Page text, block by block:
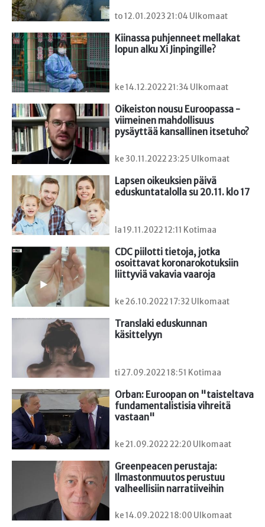
to 12.01.2023 21:04 Ulkomaat
Kiinassa puhjenneet mellakat
lopun alku Xi Jinpingille?
ke 14.12.2022 21:34 Ulkomaat
Oikeiston nousu Euroopassa -
viimeinen mahdollisuus
pysäyttää kansallinen itsetuho?
ke 30.11.2022 23:25 Ulkomaat
Lapsen oikeuksien päivä
eduskuntatalolla su 20.11. klo 17
la 19.11.2022 12:11 Kotimaa
CDC piilotti tietoja, jotka
osoittavat koronarokotuksiin
liittyviä vakavia vaaroja
ke 26.10.2022 17:32 Ulkomaat
Translaki eduskunnan
käsittelyyn
ti 27.09.2022 18:51 Kotimaa
Orban: Euroopan on "taisteltava
fundamentalistisia vihreitä
vastaan"
ke 21.09.2022 22:20 Ulkomaat
Greenpeacen perustaja:
Ilmastonmuutos perustuu
valheellisiin narratiiveihin
ke 14.09.2022 18:00 Ulkomaat